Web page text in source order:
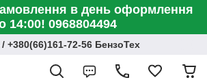
в день оформлення
14:00! 0968804494
+380(66)161-72-56 БензоТех